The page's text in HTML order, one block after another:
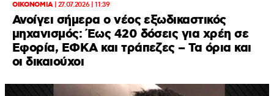
ΟΙΚΟΝΟΜΙΑ| 27.07.2026 | 11:39
Ανοίγει σήμερα ο νέος εξωδικαστικός
μηχανισμός: Έως 420 δόσεις για χρέη σε
Εφορία, ΕΦΚΑ και τράπεζες – Τα όρια και
οι δικαιούχοι